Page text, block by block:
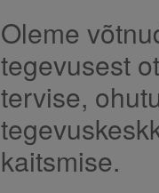
Oleme
tegevusest
tervise,
kaitsmise.